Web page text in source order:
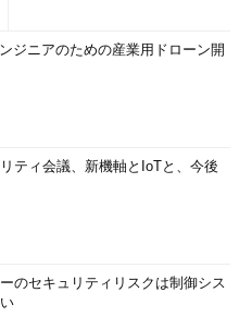
ジニアのための産業用ドローン開
ティ会議、新機軸とIoTと、今後
のセキュリティリスクは制御シス